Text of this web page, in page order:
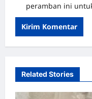
peramban ini
Related Stories